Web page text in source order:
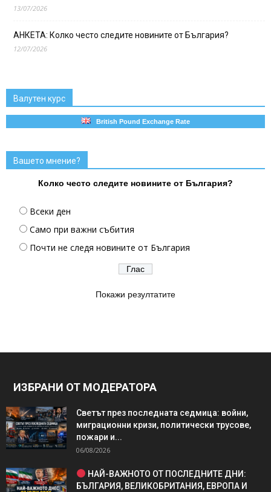
13/07/2026
АНКЕТА: Колко често следите новините от България?
12/07/2026
Валутен курс
British Pound Exchange Rate
Вашето мнение?
Колко често следите новините от България?
Всеки ден
Само при важни събития
Почти не следя новините от България
Покажи резултатите
ИЗБРАНИ ОТ МОДЕРАТОРА
Светът през последната седмица: войни,
миграционни кризи, политически трусове,
пожари и...
06/08/2026
НАЙ-ВАЖНОТО ОТ ПОСЛЕДНИТЕ ДНИ:
БЪЛГАРИЯ, ВЕЛИКОБРИТАНИЯ, ЕВРОПА И